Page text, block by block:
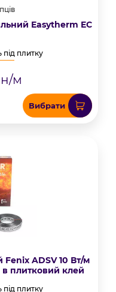
Easytherm EC
під плитку
м
Вибрати
ADSV 10 Вт/м
плитковий клей
під плитку